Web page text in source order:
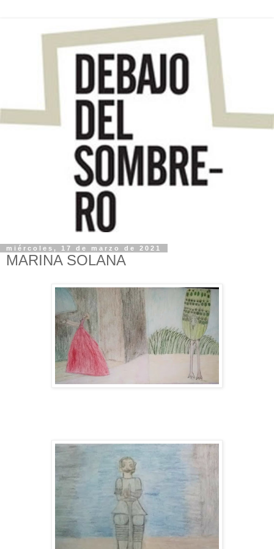
miércoles, 17 de marzo de 2021
MARINA SOLANA